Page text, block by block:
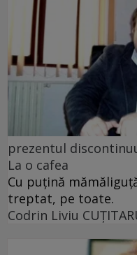
prezentul
La o cafea
Cu puţină
treptat, pe toate.
Codrin Liviu